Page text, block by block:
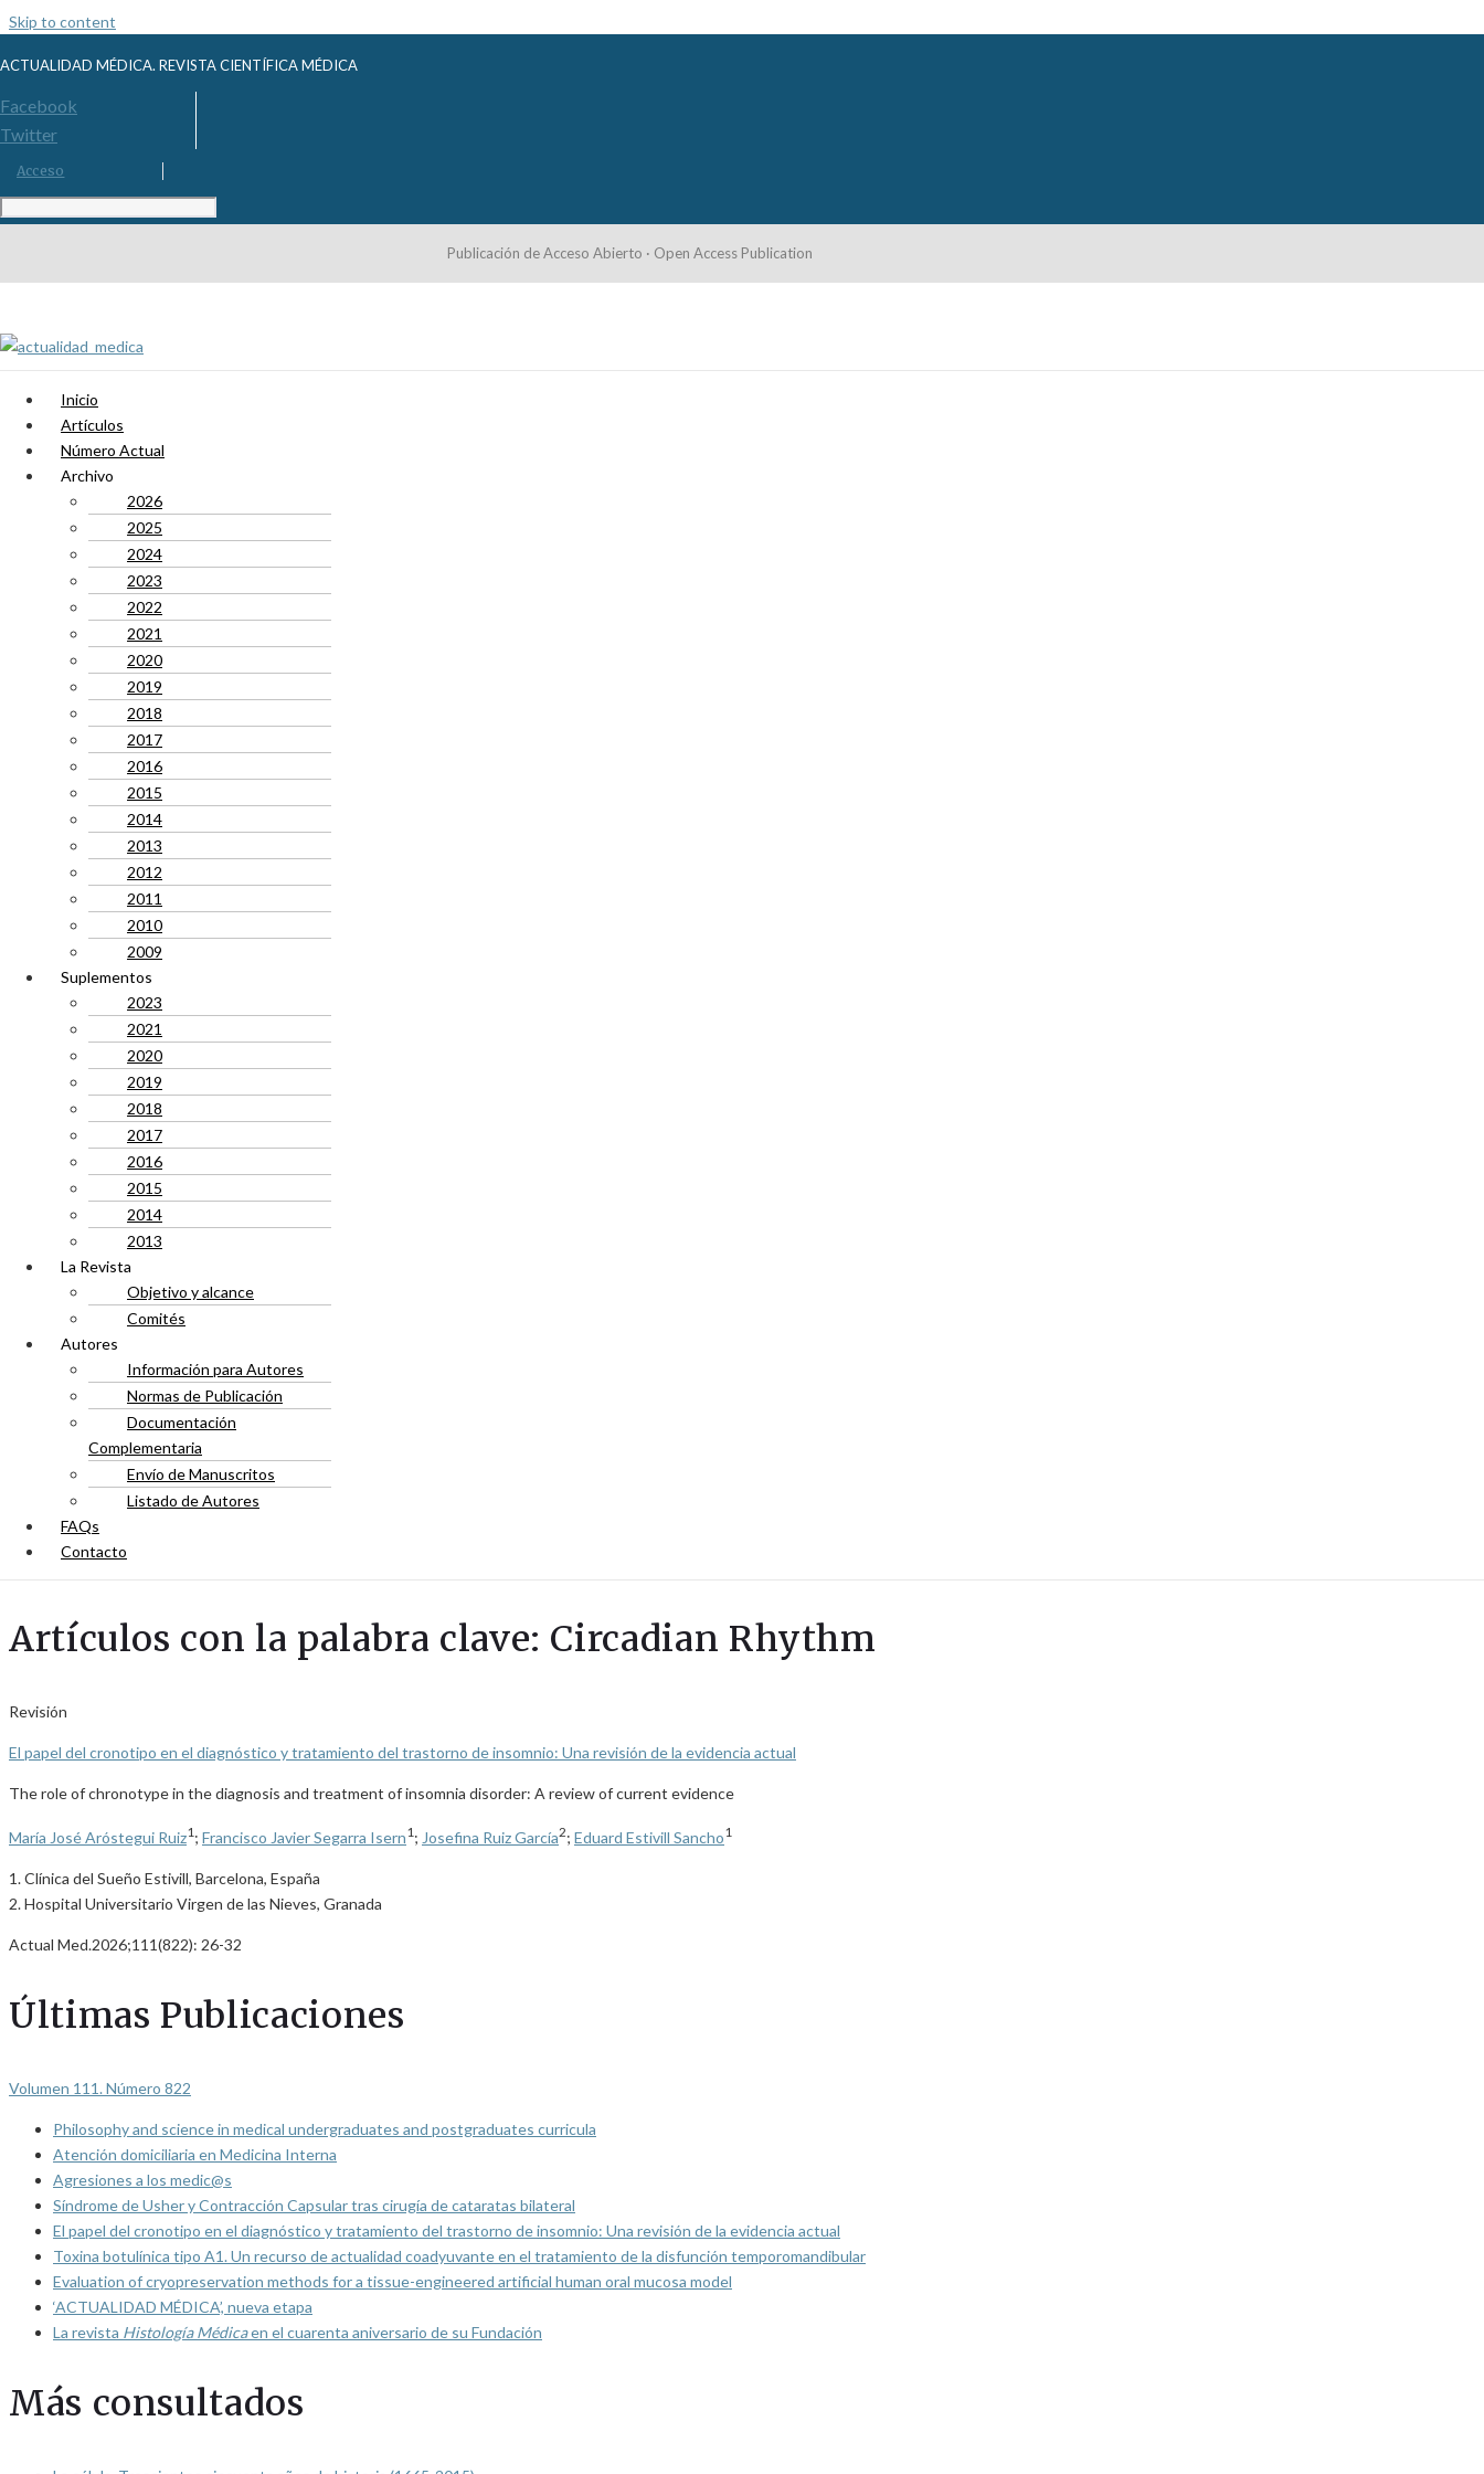
Skip to content
ACTUALIDAD MÉDICA. REVISTA CIENTÍFICA MÉDICA
Facebook
Twitter
Acceso
Publicación de Acceso Abierto · Open Access Publication
Inicio
Artículos
Número Actual
Archivo
2026
2025
2024
2023
2022
2021
2020
2019
2018
2017
2016
2015
2014
2013
2012
2011
2010
2009
Suplementos
2023
2021
2020
2019
2018
2017
2016
2015
2014
2013
La Revista
Objetivo y alcance
Comités
Autores
Información para Autores
Normas de Publicación
Documentación
Complementaria
Envío de Manuscritos
Listado de Autores
FAQs
Contacto
Artículos con la palabra clave: Circadian Rhythm
Revisión
El papel del cronotipo en el diagnóstico y tratamiento del trastorno de insomnio: Una revisión de la evidencia actual
The role of chronotype in the diagnosis and treatment of insomnia disorder: A review of current evidence
María José Aróstegui Ruiz1 ; Francisco Javier Segarra Isern1 ; Josefina Ruiz García2; Eduard Estivill Sancho1
1. Clínica del Sueño Estivill, Barcelona, España
2. Hospital Universitario Virgen de las Nieves, Granada
Actual Med.2026;111(822): 26-32
Últimas Publicaciones
Volumen 111. Número 822
Philosophy and science in medical undergraduates and postgraduates curricula
Atención domiciliaria en Medicina Interna
Agresiones a los medic@s
Síndrome de Usher y Contracción Capsular tras cirugía de cataratas bilateral
El papel del cronotipo en el diagnóstico y tratamiento del trastorno de insomnio: Una revisión de la evidencia actual
Toxina botulínica tipo A1. Un recurso de actualidad coadyuvante en el tratamiento de la disfunción temporomandibular
Evaluation of cryopreservation methods for a tissue-engineered artificial human oral mucosa model
‘ACTUALIDAD MÉDICA’, nueva etapa
La revista Histología Médicaen el cuarenta aniversario de su Fundación
Más consultados